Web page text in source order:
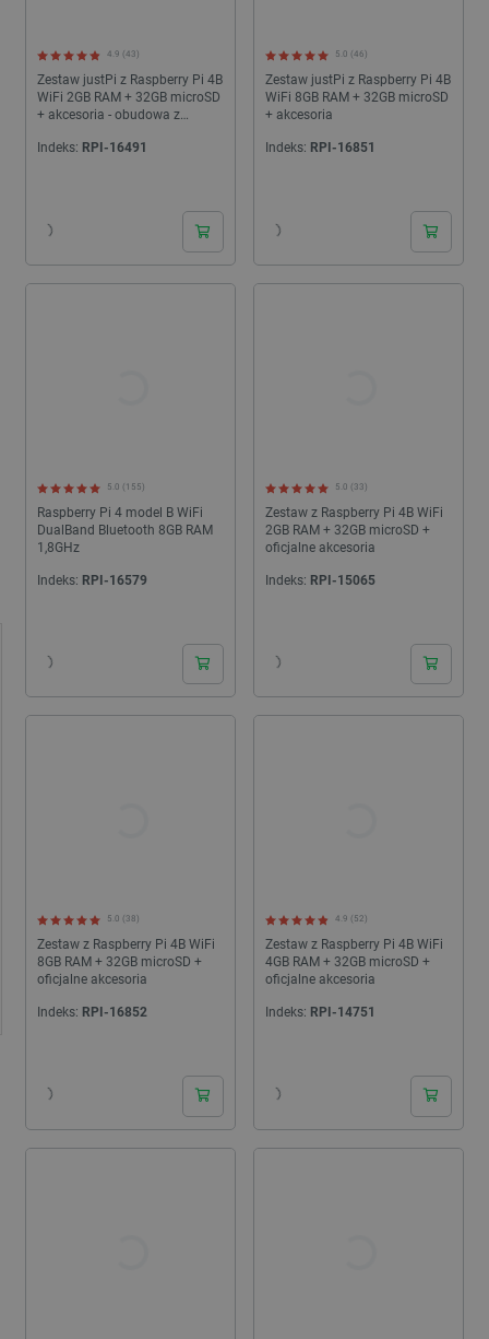
Zestaw justPi z Raspberry Pi 4B
WiFi 2GB RAM + 32GB microSD
+ akcesoria - obudowa z
4.9 (43)
Indeks: RPI-16491
Zestaw justPi z Raspberry Pi 4B
WiFi 8GB RAM + 32GB microSD
+ akcesoria
5.0 (46)
Indeks: RPI-16851
Raspberry Pi 4 model B WiFi
DualBand Bluetooth 8GB RAM
1,8GHz
5.0 (155)
Indeks: RPI-16579
Zestaw z Raspberry Pi 4B WiFi
2GB RAM + 32GB microSD +
oficjalne akcesoria
5.0 (33)
Indeks: RPI-15065
Zestaw z Raspberry Pi 4B WiFi
8GB RAM + 32GB microSD +
oficjalne akcesoria
5.0 (38)
Indeks: RPI-16852
Zestaw z Raspberry Pi 4B WiFi
4GB RAM + 32GB microSD +
oficjalne akcesoria
4.9 (52)
Indeks: RPI-14751